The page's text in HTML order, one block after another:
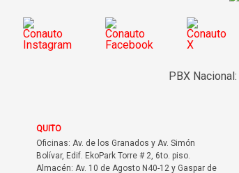
PBX Nacional:
QUITO
Oficinas: Av. de los Granados y Av. Simón
Bolívar, Edif. EkoPark Torre # 2, 6to. piso.
Almacén: Av. 10 de Agosto N40-12 y Gaspar de